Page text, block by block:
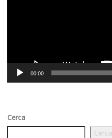
00:00
Cerca
Cerca